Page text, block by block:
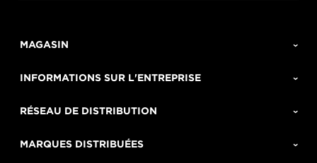
MAGASIN
INFORMATIONS SUR L'ENTREPRISE
RÉSEAU DE DISTRIBUTION
MARQUES DISTRIBUÉES